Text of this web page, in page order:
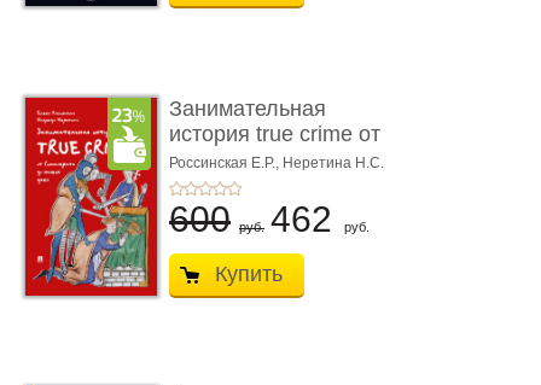
Занимательная
история true crime от
Гиппократа до � ...
Россинская Е.Р., Неретина Н.С.
600 руб. 462 руб.
Купить